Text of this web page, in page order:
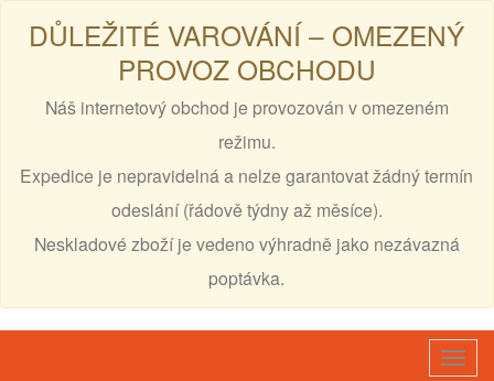
DŮLEŽITÉ VAROVÁNÍ – OMEZENÝ
PROVOZ OBCHODU
Náš internetový obchod je provozován v omezeném
režimu.
Expedice je nepravidelná a nelze garantovat žádný termín
odeslání (řádově týdny až měsíce).
Neskladové zboží je vedeno výhradně jako nezávazná
poptávka.